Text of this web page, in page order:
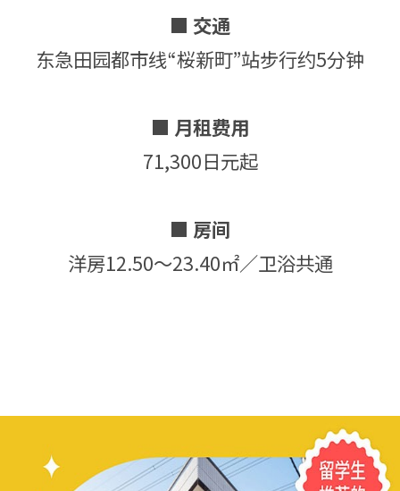
■ 交通
东急田园都市线“桜新町”站步行约5分钟
■ 月租费用
71,300日元起
■ 房间
洋房12.50～23.40㎡／卫浴共通